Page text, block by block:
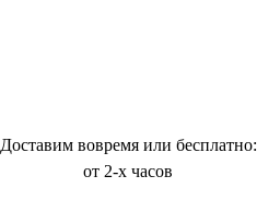
Доставим вовремя или бесплатно:
от 2-х часов